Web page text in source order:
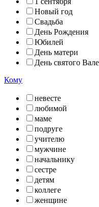
Новый год
Свадьба
День Рождения
Юбилей
День матери
День святого
Кому
невесте
любимой
маме
подруге
учителю
мужчине
начальнику
сестре
детям
коллеге
женщине